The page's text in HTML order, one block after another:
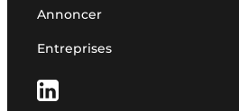
Annoncer
Entreprises